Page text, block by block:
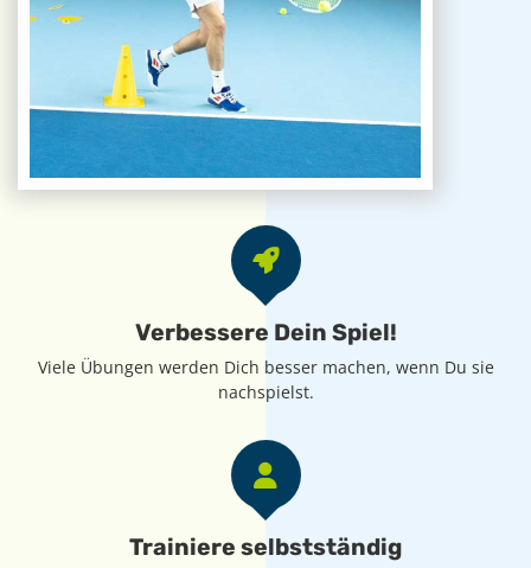
Verbessere Dein Spiel!
Viele Übungen werden Dich besser machen, wenn Du sie
nachspielst.
Trainiere selbstständig